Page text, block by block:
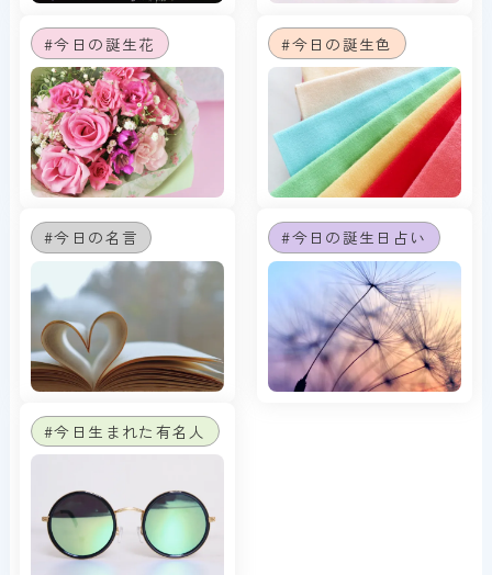
#今日の誕生花 #今日の誕生色
#今日の名言 #今日の誕生日占い
#今日生まれた有名人